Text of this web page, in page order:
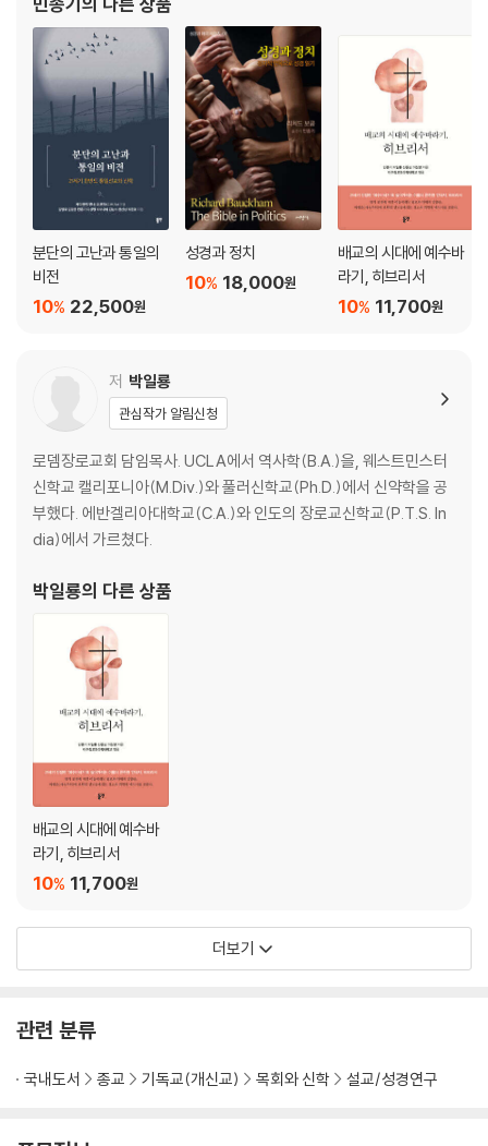
분단의 고난과 통일의
비전
22,500원
10%
성경과 정치
18,000원
10%
배교의 시대에 예수바
라기, 히브리서
11,700원
10%
저 박일룡
관심작가 알림신청
로뎀장로교회 담임목사. UCLA에서 역사학(B.A.)을, 웨스트민스터
신학교 캘리포니아(M.Div.)와 풀러신학교(Ph.D.)에서 신약학을 공
부했다. 에반겔리아대학교(C.A.)와 인도의 장로교신학교(P.T.S. In
dia)에서 가르쳤다.
박일룡의 다른 상품
배교의 시대에 예수바
라기, 히브리서
11,700원
10%
더보기
관련 분류
국내도서 종교 기독교(개신교) 목회와 신학 설교/성경연구